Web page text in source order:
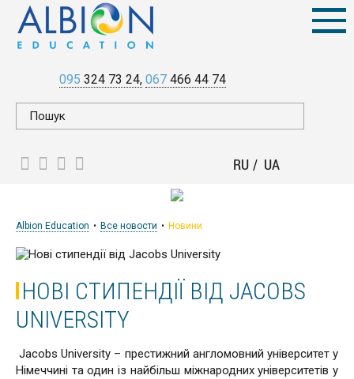
095 324 73 24 067 466 44 74
RU UA
Albion Education Все новости Новини
НОВІ СТИПЕНДІЇ ВІД JACOBS
UNIVERSITY
Jacobs University – престижний англомовний університет у
Німеччині та один із найбільш міжнародних університетів у